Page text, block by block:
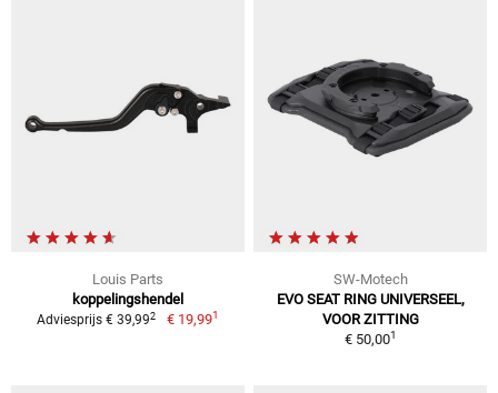
Louis Parts
koppelingshendel
Adviesprijs € 39,992 € 19,991
SW-Motech
EVO SEAT RING UNIVERSEEL,
VOOR ZITTING
€ 50,001